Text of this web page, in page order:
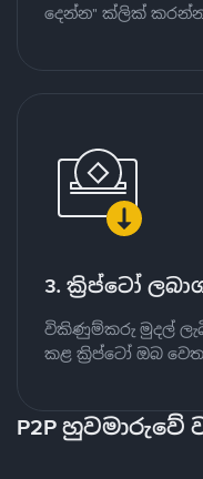
දෙන්න" ක්ලික්
3. ක්‍රිප්ටෝ
විකිණුම්කරු මුදල්
කළ ක්‍රිප්ටෝ ඔබ වෙත
P2P හුවමාරුවේ